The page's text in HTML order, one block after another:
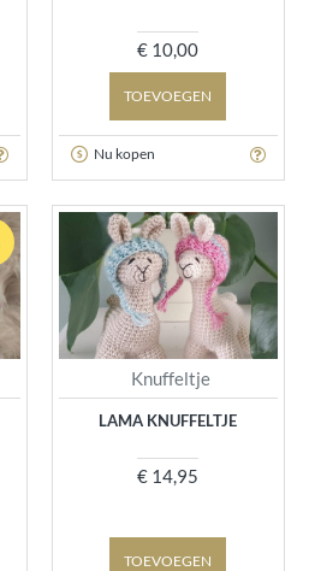
€ 10,00
TOEVOEGEN
Nu kopen
Knuffeltje
LAMA KNUFFELTJE
€ 14,95
TOEVOEGEN